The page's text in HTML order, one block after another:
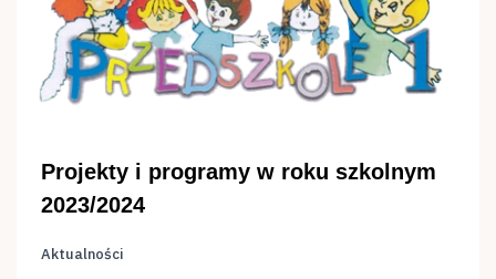
Projekty i programy w roku szkolnym
2023/2024
Aktualności